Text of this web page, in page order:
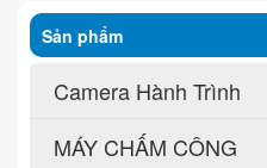
Sản phẩm
Camera Hành Trình
MÁY CHẤM CÔNG